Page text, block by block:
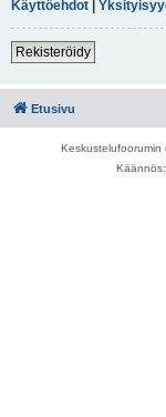
Käyttöehdot |
Rekisteröidy
Etusivu
Keskustelufoorumin